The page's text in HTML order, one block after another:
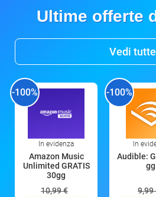
Ultime offerte
Vedi tutte
-100%
In evidenza
Amazon Music
Unlimited GRATIS
30gg
10,99 €
-100%
In
Audible:
gg
9,99